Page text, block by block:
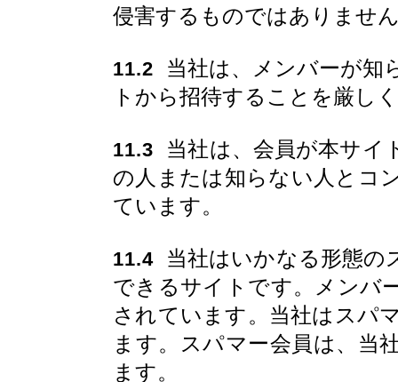
侵害するものではありませ
11.2 当社は、メンバーが知
トから招待することを厳し
11.3 当社は、会員が本サイ
の人または知らない人とコ
ています。
11.4 当社はいかなる形態の
できるサイトです。メンバ
されています。当社はスパ
ます。スパマー会員は、当
ます。